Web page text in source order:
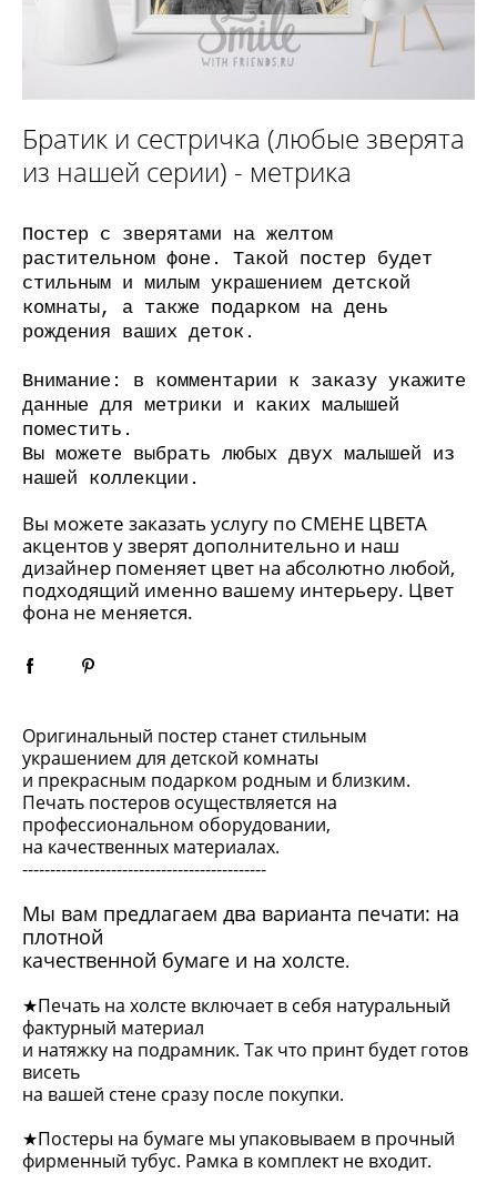
Братик и сестричка (любые зверята
из нашей серии) - метрика
Постер с зверятами на желтом
растительном фоне. Такой постер будет
стильным и милым украшением детской
комнаты, а также подарком на день
рождения ваших деток.
Внимание: в комментарии к заказу укажите
данные для метрики и каких малышей
поместить.
Вы можете выбрать любых двух малышей из
нашей коллекции.
Вы можете заказать услугу по СМЕНЕ ЦВЕТА
акцентов у зверят дополнительно и наш
дизайнер поменяет цвет на абсолютно любой,
подходящий именно вашему интерьеру. Цвет
фона не меняется.
Оригинальный постер станет стильным
украшением для детской комнаты
и прекрасным подарком родным и близким.
Печать постеров осуществляется на
профессиональном оборудовании,
на качественных материалах.
--------------------------------------------
Мы вам предлагаем два варианта печати: на
плотной
качественной бумаге и на холсте.
★Печать на холсте включает в себя натуральный
фактурный материал
и натяжку на подрамник. Так что принт будет готов
висеть
на вашей стене сразу после покупки.
★Постеры на бумаге мы упаковываем в прочный
фирменный тубус. Рамка в комплект не входит.